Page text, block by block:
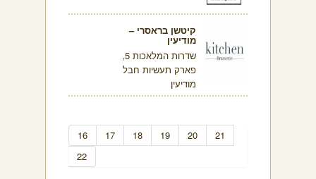
קיטשן בראסרי –
מודיעין
שדרות המלאכות 5,
פארק תעשיות חבל
מודיעין
16 17 18 19 20
21
22